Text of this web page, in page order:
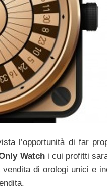
l’opportunità di far
Watchi cui profitti
di orologi unici e